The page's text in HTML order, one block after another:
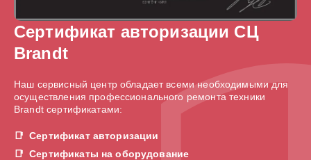
Сертификат авторизации СЦ
Brandt
Наш сервисный центр обладает всеми необходимыми для
осуществления профессионального ремонта техники
Brandt сертификатами:
Сертификат авторизации
Сертификаты на оборудование